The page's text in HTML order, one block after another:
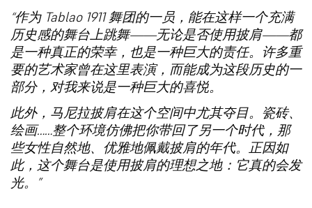
“作为 Tablao 1911 舞团的一员，能在这样一个充满
历史感的舞台上跳舞——无论是否使用披肩——都
是一种真正的荣幸，也是一种巨大的责任。许多重
要的艺术家曾在这里表演，而能成为这段历史的一
部分，对我来说是一种巨大的喜悦。
此外，马尼拉披肩在这个空间中尤其夺目。瓷砖、
绘画……整个环境仿佛把你带回了另一个时代，那
些女性自然地、优雅地佩戴披肩的年代。正因如
此，这个舞台是使用披肩的理想之地：它真的会发
光。”